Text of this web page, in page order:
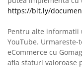
https://bit.ly/
Pentru alte informatii
YouTube. Urmareste-
eCommerce cu
afla sfaturi valoroase